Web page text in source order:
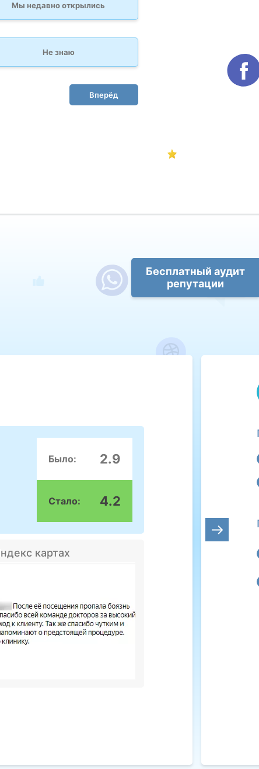
Мы недавно открылись
Не знаю
Вперёд
Было: 2.9
Стало: 4.2
картах
Бесплатный аудит
репутации